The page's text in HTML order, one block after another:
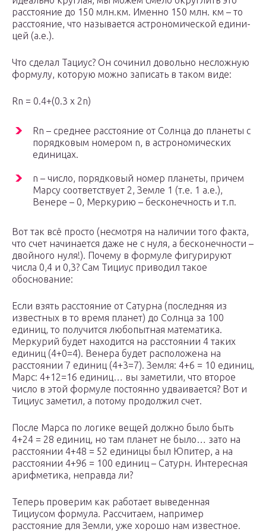
расстояние до 150 млн.км. Именно 150 млн. км – то
расстояние, что называется астрономической едини­
цей (а.е.).
Что сделал Тациус? Он сочинил довольно несложную
формулу, которую можно записать в таком виде:
Rn = 0.4+(0.3 x 2n)
Rn – среднее расстояние от Солнца до планеты с
порядковым номером n, в астрономических
единицах.
n – число, порядковый номер планеты, причем
Марсу соответствует 2, Земле 1 (т.е. 1 а.е.),
Венере – 0, Меркурию – бесконечность и т.п.
Вот так всё просто (несмотря на наличии того факта,
что счет начинается даже не с нуля, а бесконечности –
двойного нуля!). Почему в формуле фигурируют
числа 0,4 и 0,3? Сам Тициус приводил такое
обоснование:
Если взять расстояние от Сатурна (последняя из
известных в то время планет) до Солнца за 100
единиц, то получится любопытная математика.
Меркурий будет находится на расстоянии 4 таких
единиц (4+0=4). Венера будет расположена на
расстоянии 7 единиц (4+3=7). Земля: 4+6 = 10 единиц,
Марс: 4+12=16 единиц… вы заметили, что второе
число в этой формуле постоянно удваивается? Вот и
Тициус заметил, а потому продолжил счет.
После Марса по логике вещей должно было быть
4+24 = 28 единиц, но там планет не было… зато на
расстоянии 4+48 = 52 единицы был Юпитер, а на
расстоянии 4+96 = 100 единиц – Сатурн. Интересная
арифметика, неправда ли?
Теперь проверим как работает выведенная
Тициусом формула. Рассчитаем, например
расстояние для Земли, уже хорошо нам известное.